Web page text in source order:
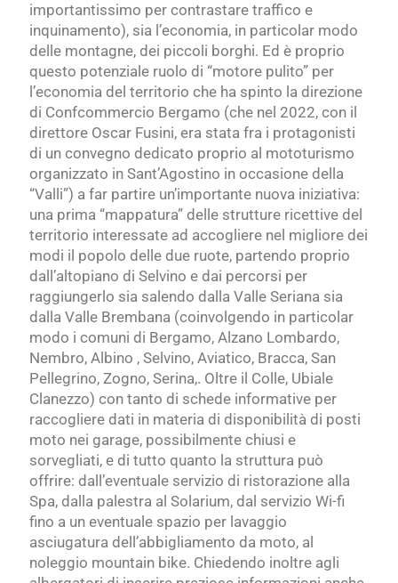
importantissimo per contrastare traffico e
inquinamento), sia l’economia, in particolar modo
delle montagne, dei piccoli borghi. Ed è proprio
questo potenziale ruolo di “motore pulito” per
l’economia del territorio che ha spinto la direzione
di Confcommercio Bergamo (che nel 2022, con il
direttore Oscar Fusini, era stata fra i protagonisti
di un convegno dedicato proprio al mototurismo
organizzato in Sant’Agostino in occasione della
“Valli”) a far partire un’importante nuova iniziativa:
una prima “mappatura” delle strutture ricettive del
territorio interessate ad accogliere nel migliore dei
modi il popolo delle due ruote, partendo proprio
dall’altopiano di Selvino e dai percorsi per
raggiungerlo sia salendo dalla Valle Seriana sia
dalla Valle Brembana (coinvolgendo in particolar
modo i comuni di Bergamo, Alzano Lombardo,
Nembro, Albino , Selvino, Aviatico, Bracca, San
Pellegrino, Zogno, Serina,. Oltre il Colle, Ubiale
Clanezzo) con tanto di schede informative per
raccogliere dati in materia di disponibilità di posti
moto nei garage, possibilmente chiusi e
sorvegliati, e di tutto quanto la struttura può
offrire: dall’eventuale servizio di ristorazione alla
Spa, dalla palestra al Solarium, dal servizio Wi-fi
fino a un eventuale spazio per lavaggio
asciugatura dell’abbigliamento da moto, al
noleggio mountain bike. Chiedendo inoltre agli